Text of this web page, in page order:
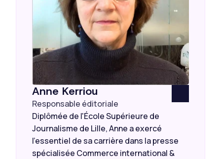
Anne Kerriou
Responsable éditoriale
Diplômée de l'École Supérieure de
Journalisme de Lille, Anne a exercé
l’essentiel de sa carrière dans la presse
spécialisée Commerce international &